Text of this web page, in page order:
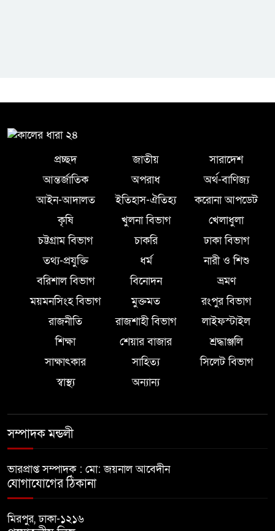
প্রচ্ছদ জাতীয়
সারাদেশ
আন্তর্জাতিক
অপরাধ
অর্থ-বাণিজ্য
আইন-আদালত
ইতিহাস-ঐতিহ্য
করোনা আপডেট
কৃষি
খুলনা বিভাগ
খেলাধুলা
চট্টগ্রাম বিভাগ
চাকরি
ঢাকা বিভাগ
তথ্য-প্রযুক্তি
ধর্ম
নারী ও শিশু
বরিশাল বিভাগ
বিনোদন
ভ্রমণ
ময়মনসিংহ বিভাগ
মুক্তমত
রংপুর বিভাগ
রাজনীতি
রাজশাহী বিভাগ
লাইফস্টাইল
শিক্ষা
শেয়ার বাজার
শ্রদ্ধাঞ্জলি
সাক্ষাৎকার
সাহিত্য
সিলেট বিভাগ
স্বাস্থ্য
অন্যান্য
সম্পাদক মন্ডলী
ভারপ্রাপ্ত সম্পাদক : মো: জয়নাল আবেদীন
যোগাযোগের ঠিকানা
মিরপুর, ঢাকা-১২১৬